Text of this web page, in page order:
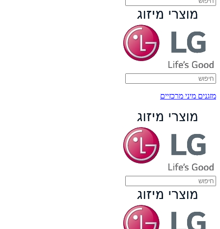
מזגנים מיני מרכזיים